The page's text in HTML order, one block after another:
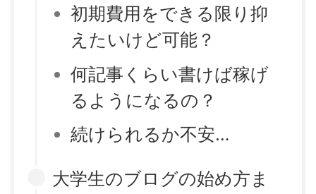
初期費用をできる限り抑
えたいけど可能？
何記事くらい書けば稼げ
るようになるの？
続けられるか不安…
大学生のブログの始め方ま